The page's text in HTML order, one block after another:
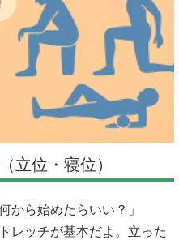
立位・寝位）
ら始めたらいい？」
レッチが基本だよ。立った